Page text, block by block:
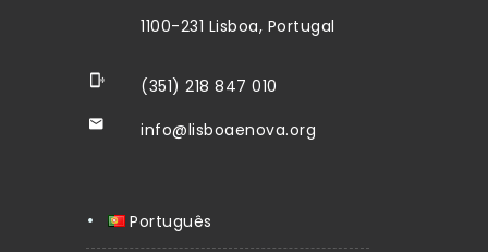
1100-231 Lisboa, Portugal
(351) 218 847 010
info@lisboaenova.org
Português